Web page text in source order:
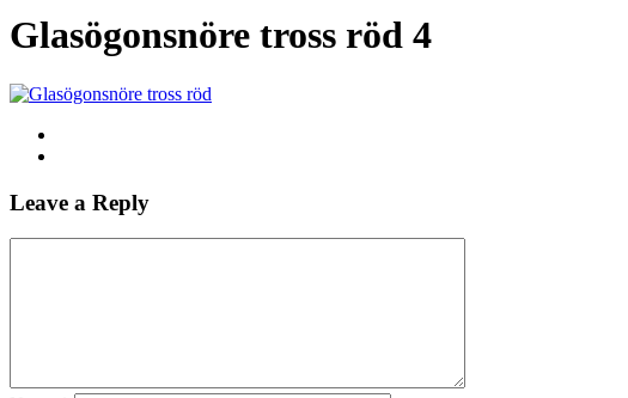
Glasögonsnöre tross röd 4
Leave a Reply